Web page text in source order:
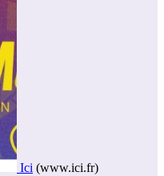
Ici (www.ici.fr)